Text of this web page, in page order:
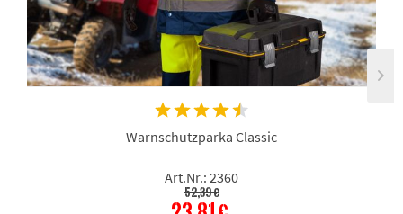
Warnschutzparka Classic
Art.Nr.: 2360
52,39 €